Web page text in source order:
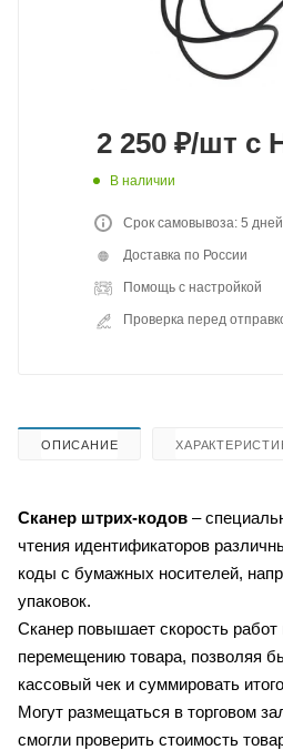
2 250 ₽/шт с
В наличии
Срок самовывоза: 5 дней
Доставка по России
Помощь с настройкой
Проверка перед
ОПИСАНИЕ
Сканер штрих-кодов –
чтения идентификаторов
коды с бумажных носителей,
упаковок.
Сканер повышает скорость работ
перемещению товара, позволяя
кассовый чек и суммировать
Могут размещаться в торговом
смогли проверить стоимость